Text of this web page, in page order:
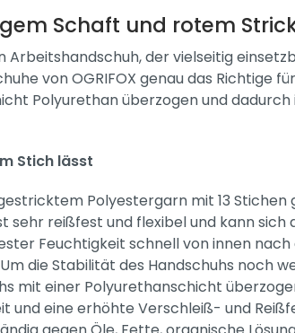
Schaft und rotem
der vielseitig
von OGRIFOX genau das Richtige
Polyurethan überzogen und
Stich lässt
Polyestergarn mit 13 Stichen
reißfest und flexibel und kann sich
Feuchtigkeit schnell von innen nach
die Stabilität des Handschuhs noch
mit einer Polyurethanschicht
und eine erhöhte Verschleiß- und